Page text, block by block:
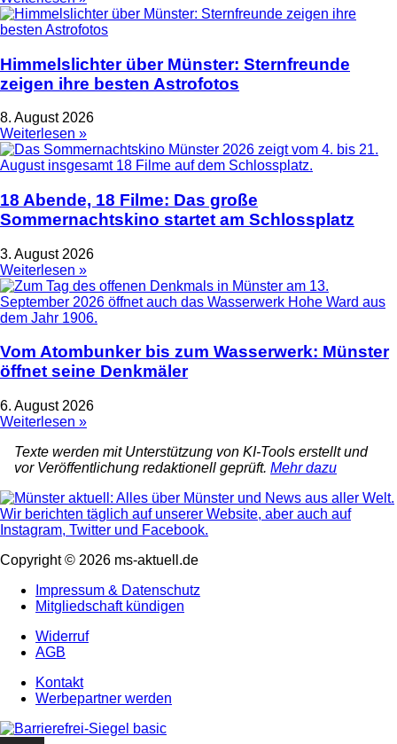
Himmelslichter über Münster: Sternfreunde
zeigen ihre besten Astrofotos
8. August 2026
Weiterlesen »
18 Abende, 18 Filme: Das große
Sommernachtskino startet am Schlossplatz
3. August 2026
Weiterlesen »
Vom Atombunker bis zum Wasserwerk: Münster
öffnet seine Denkmäler
6. August 2026
Weiterlesen »
Texte werden mit Unterstützung von KI-Tools erstellt und
vor Veröffentlichung redaktionell geprüft. Mehr dazu
Copyright © 2026 ms-aktuell.de
Impressum & Datenschutz
Mitgliedschaft kündigen
Widerruf
AGB
Kontakt
Werbepartner werden